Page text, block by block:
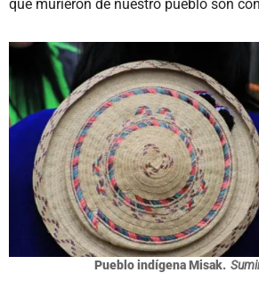
que murieron de nuestro pueblo son
Pueblo indígena Misak.